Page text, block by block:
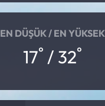
EN DÜŞÜK / EN YÜKSEK
17° / 32°